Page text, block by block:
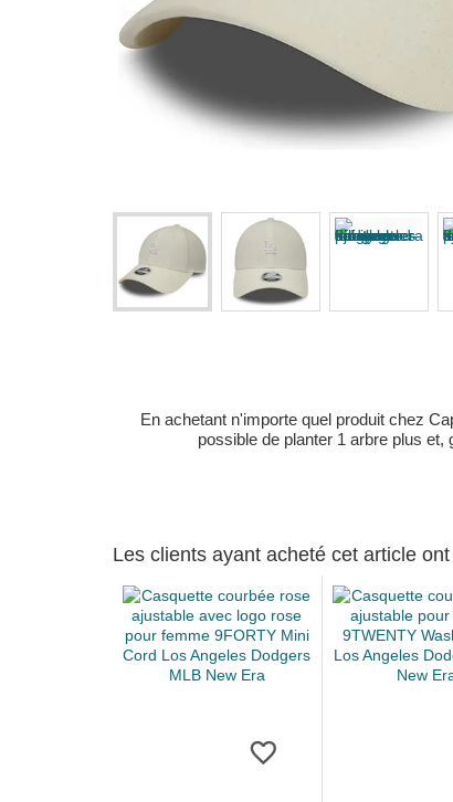
En achetant n'importe quel produit chez
possible de planter 1 arbre plus
Les clients ayant acheté cet article